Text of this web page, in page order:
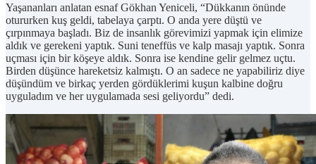
Yaşananları anlatan esnaf Gökhan Yeniceli, “Dükkanın önünde
otururken kuş geldi, tabelaya çarptı. O anda yere düştü ve
çırpınmaya başladı. Biz de insanlık görevimizi yapmak için elimize
aldık ve gerekeni yaptık. Suni teneffüs ve kalp masajı yaptık. Sonra
uçması için bir köşeye aldık. Sonra ise kendine gelir gelmez uçtu.
Birden düşünce hareketsiz kalmıştı. O an sadece ne yapabiliriz diye
düşündüm ve birkaç yerden gördüklerimi kuşun kalbine doğru
uyguladım ve her uygulamada sesi geliyordu” dedi.